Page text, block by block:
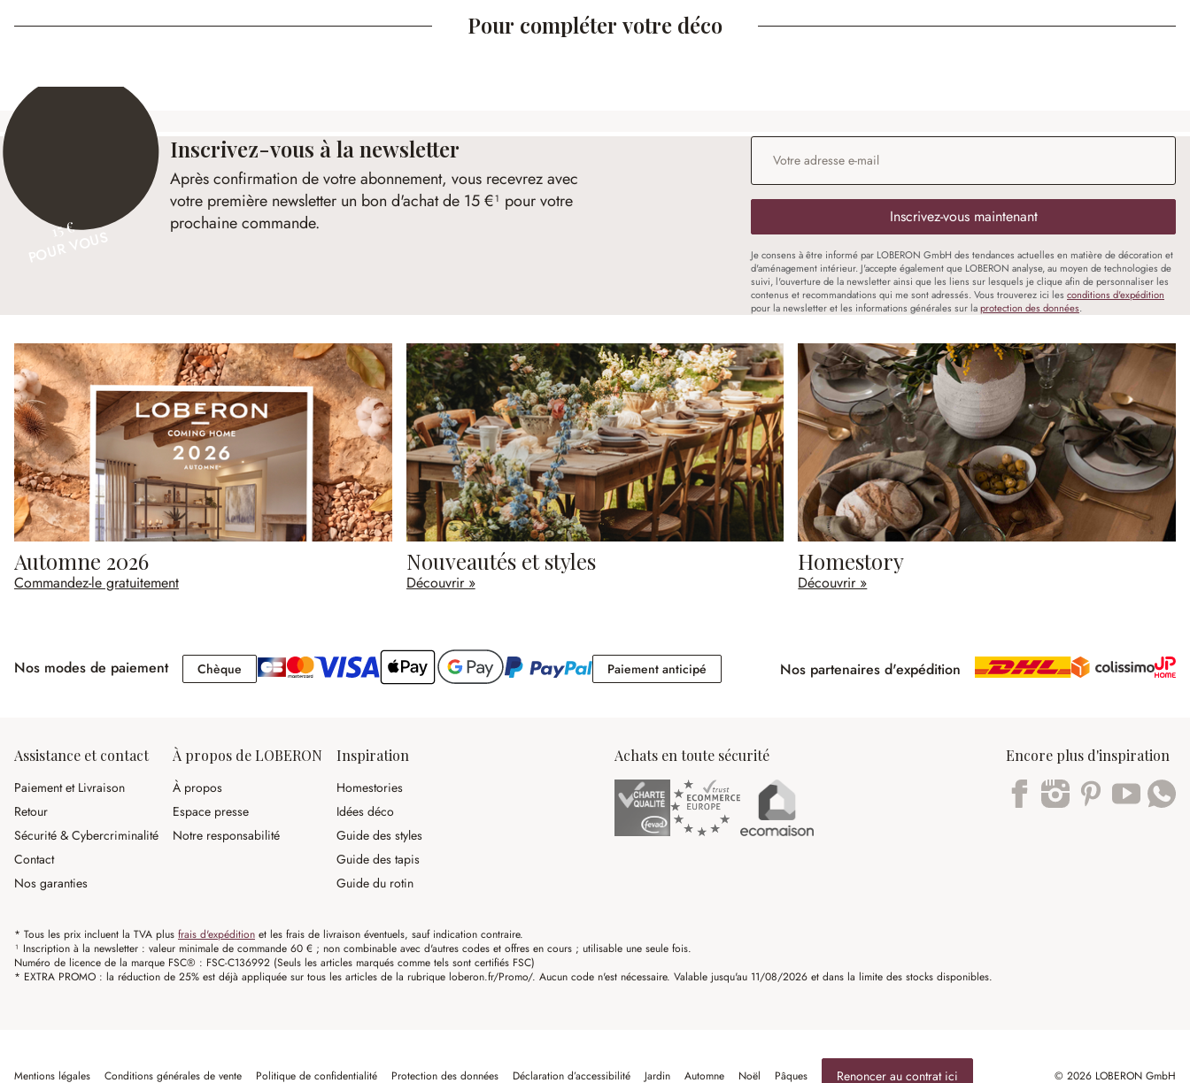
Pour compléter votre déco
15 €
Inscrivez-vous à la newsletter
Après confirmation de votre abonnement, vous recevrez avec
votre première newsletter un bon d'achat de 15 €¹ pour votre
prochaine commande.
Adresse e-mail*
Inscrivez-vous maintenant
Je consens à être informé par LOBERON GmbH des tendances actuelles en matière de décoration et
d'aménagement intérieur. J'accepte également que LOBERON analyse, au moyen de technologies de
suivi, l'ouverture de la newsletter ainsi que les liens sur lesquels je clique afin de personnaliser les
contenus et recommandations qui me sont adressés. Vous trouverez ici les conditions d'expédition
pour la newsletter et les informations générales sur laprotection des données.
Automne 2026
Commandez-le gratuitement
Nouveautés et styles
Découvrir »
Homestory
Découvrir »
Nos modes de paiement Chèque Chèque Paiement anticipéPaiement anticipéNos partenaires d'expédition
Assistance et contact
Paiement et Livraison
Retour
Sécurité & Cybercriminalité
Contact
Nos garanties
À propos de LOBERON
À propos
Espace presse
Notre responsabilité
Inspiration
Homestories
Idées déco
Guide des styles
Guide des tapis
Guide du rotin
Achats en toute sécurité Encore plus d'inspiration
* Tous les prix incluent la TVA plus frais d'expédition et les frais de livraison éventuels, sauf indication contraire.
¹ Inscription à la newsletter : valeur minimale de commande 60 € ; non combinable avec d'autres codes et offres en cours ; utilisable une seule fois.
Numéro de licence de la marque FSC® : FSC-C136992 (Seuls les articles marqués comme tels sont certifiés FSC)
* EXTRA PROMO : la réduction de 25% est déjà appliquée sur tous les articles de la rubrique loberon.fr/Promo/. Aucun code n'est nécessaire. Valable jusqu'au 11/08/2026 et dans la limite des stocks disponibles.
Mentions légales Conditions générales de vente Politique de confidentialité Protection des données Déclaration d’accessibilité Jardin Automne Noël Pâques Renoncer au contrat ici © 2026 LOBERON GmbH